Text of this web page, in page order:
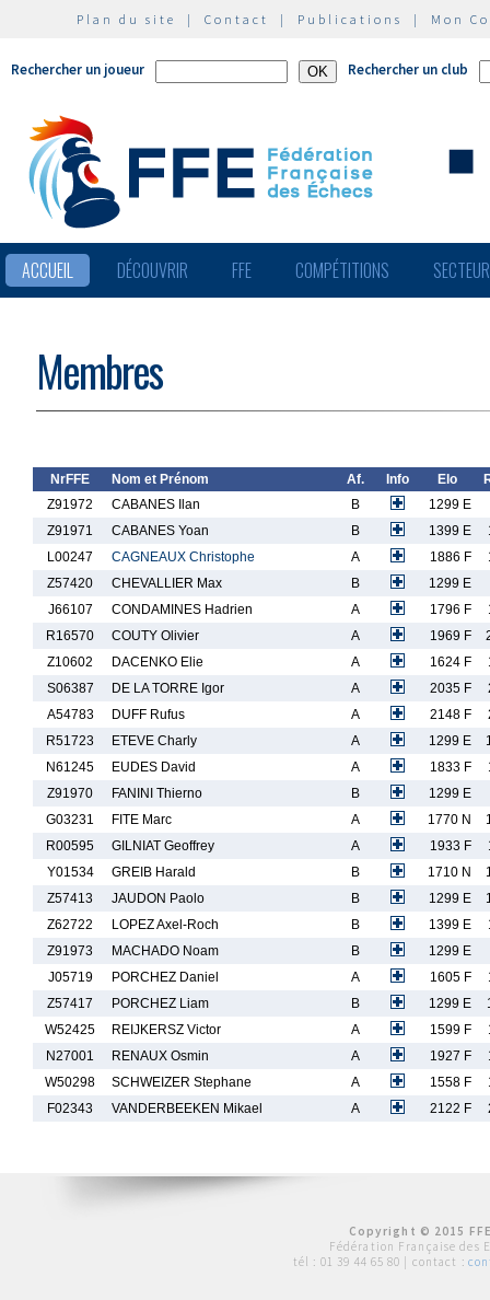
Plan du site | Contact | Publications | Mon
Rechercher un joueur Rechercher un club
ACCUEIL DÉCOUVRIR FFE COMPÉTITIONS
Membres
NrFFE Nom et Prénom Af. Info Elo
Z91972
CABANES Ilan B
1299 E
Z91971
CABANES Yoan B 1399 E
L00247
CAGNEAUX Christophe A 1886 F
Z57420
CHEVALLIER Max B
1299 E
J66107
CONDAMINES Hadrien A 1796 F
R16570
COUTY Olivier A 1969 F
Z10602
DACENKO Elie A 1624 F
S06387
DE LA TORRE Igor A 2035 F
A54783
DUFF Rufus A 2148 F
R51723
ETEVE Charly A 1299 E
N61245
EUDES David A 1833 F
Z91970
FANINI Thierno B
1299 E
G03231
FITE Marc A 1770 N
R00595
GILNIAT Geoffrey A 1933 F
Y01534
GREIB Harald B 1710 N
Z57413
JAUDON Paolo B 1299 E
Z62722
LOPEZ Axel-Roch B 1399 E
Z91973
MACHADO Noam B
1299 E
J05719
PORCHEZ Daniel A 1605 F
Z57417
PORCHEZ Liam B 1299 E
W52425
REIJKERSZ Victor A 1599 F
N27001
RENAUX Osmin A 1927 F
W50298
SCHWEIZER Stephane A 1558 F
F02343
VANDERBEEKEN Mikael A 2122 F
Copyright © 2015
Fédération Française des
tél : 01 39 44 65 80 | contact :